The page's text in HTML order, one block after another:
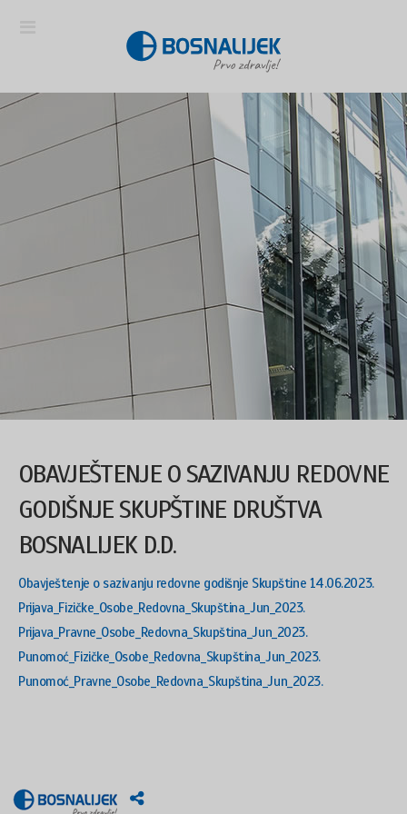
OBAVJEŠTENJE O SAZIVANJU REDOVNE
GODIŠNJE SKUPŠTINE DRUŠTVA
BOSNALIJEK D.D.
Obavještenje o sazivanju redovne godišnje Skupštine 14.06.2023.
Prijava_Fizičke_Osobe_Redovna_Skupština_Jun_2023.
Prijava_Pravne_Osobe_Redovna_Skupština_Jun_2023.
Punomoć_Fizičke_Osobe_Redovna_Skupština_Jun_2023.
Punomoć_Pravne_Osobe_Redovna_Skupština_Jun_2023.